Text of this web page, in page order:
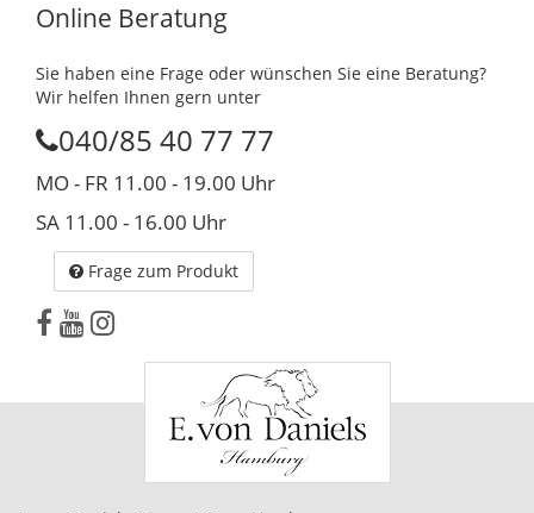
Online Beratung
Sie haben eine Frage oder wünschen Sie eine Beratung?
Wir helfen Ihnen gern unter
040/85 40 77 77
MO - FR 11.00 - 19.00 Uhr
SA 11.00 - 16.00 Uhr
Frage zum Produkt